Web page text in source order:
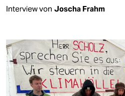
Interview von Joscha Frahm